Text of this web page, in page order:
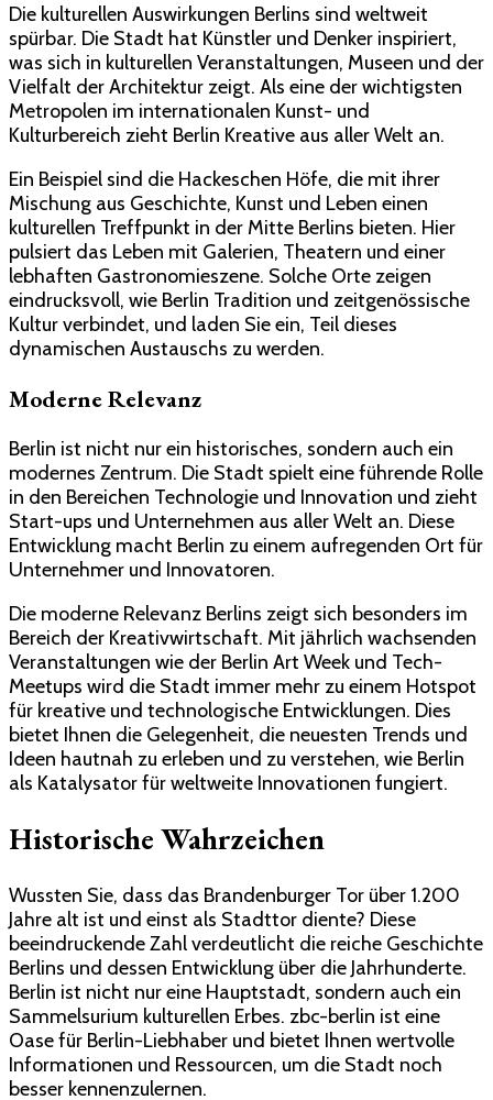
Die kulturellen Auswirkungen Berlins sind weltweit
spürbar. Die Stadt hat Künstler und Denker inspiriert,
was sich in kulturellen Veranstaltungen, Museen und der
Vielfalt der Architektur zeigt. Als eine der wichtigsten
Metropolen im internationalen Kunst- und
Kulturbereich zieht Berlin Kreative aus aller Welt an.
Ein Beispiel sind die Hackeschen Höfe, die mit ihrer
Mischung aus Geschichte, Kunst und Leben einen
kulturellen Treffpunkt in der Mitte Berlins bieten. Hier
pulsiert das Leben mit Galerien, Theatern und einer
lebhaften Gastronomieszene. Solche Orte zeigen
eindrucksvoll, wie Berlin Tradition und zeitgenössische
Kultur verbindet, und laden Sie ein, Teil dieses
dynamischen Austauschs zu werden.
Moderne Relevanz
Berlin ist nicht nur ein historisches, sondern auch ein
modernes Zentrum. Die Stadt spielt eine führende Rolle
in den Bereichen Technologie und Innovation und zieht
Start-ups und Unternehmen aus aller Welt an. Diese
Entwicklung macht Berlin zu einem aufregenden Ort für
Unternehmer und Innovatoren.
Die moderne Relevanz Berlins zeigt sich besonders im
Bereich der Kreativwirtschaft. Mit jährlich wachsenden
Veranstaltungen wie der Berlin Art Week und Tech-
Meetups wird die Stadt immer mehr zu einem Hotspot
für kreative und technologische Entwicklungen. Dies
bietet Ihnen die Gelegenheit, die neuesten Trends und
Ideen hautnah zu erleben und zu verstehen, wie Berlin
als Katalysator für weltweite Innovationen fungiert.
Historische Wahrzeichen
Wussten Sie, dass das Brandenburger Tor über 1.200
Jahre alt ist und einst als Stadttor diente? Diese
beeindruckende Zahl verdeutlicht die reiche Geschichte
Berlins und dessen Entwicklung über die Jahrhunderte.
Berlin ist nicht nur eine Hauptstadt, sondern auch ein
Sammelsurium kulturellen Erbes. zbc-berlin ist eine
Oase für Berlin-Liebhaber und bietet Ihnen wertvolle
Informationen und Ressourcen, um die Stadt noch
besser kennenzulernen.